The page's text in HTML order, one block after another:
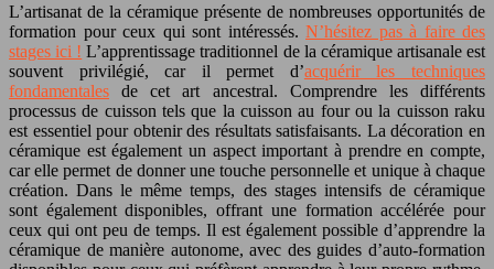
L’artisanat de la céramique présente de nombreuses opportunités de
formation pour ceux qui sont intéressés. N’hésitez pas à faire des
stages ici ! L’apprentissage traditionnel de la céramique artisanale est
souvent privilégié, car il permet d’acquérir les techniques
fondamentales de cet art ancestral. Comprendre les différents
processus de cuisson tels que la cuisson au four ou la cuisson raku
est essentiel pour obtenir des résultats satisfaisants. La décoration en
céramique est également un aspect important à prendre en compte,
car elle permet de donner une touche personnelle et unique à chaque
création. Dans le même temps, des stages intensifs de céramique
sont également disponibles, offrant une formation accélérée pour
ceux qui ont peu de temps. Il est également possible d’apprendre la
céramique de manière autonome, avec des guides d’auto-formation